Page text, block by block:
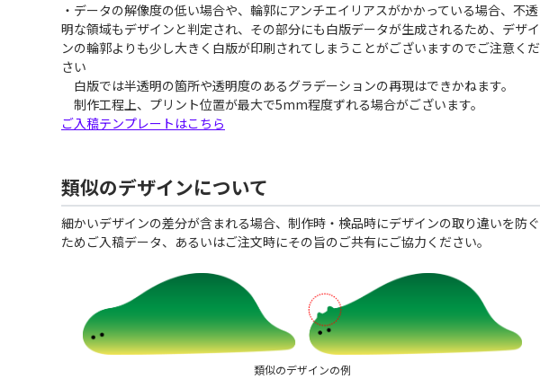
・データの解像度の低い場合や、輪郭にアンチエイリアスがかかっている場合、不透
明な領域もデザインと判定され、その部分にも白版データが生成されるため、デザイ
ンの輪郭よりも少し大きく白版が印刷されてしまうことがございますのでご注意くだ
さい
白版では半透明の箇所や透明度のあるグラデーションの再現はできかねます。
制作工程上、プリント位置が最大で5mm程度ずれる場合がございます。
ご入稿テンプレートはこちら
類似のデザインについて
細かいデザインの差分が含まれる場合、制作時・検品時にデザインの取り違いを防ぐ
ためご入稿データ、あるいはご注文時にその旨のご共有にご協力ください。
類似のデザインの例